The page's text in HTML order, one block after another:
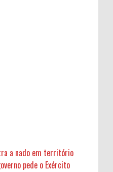
a nado em território
pede o Exército